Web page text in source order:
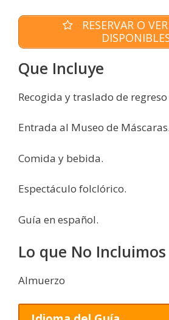
RESERVAR O
Que Incluye
Recogida y traslado de
Entrada al Museo de Máscaras.
Comida y bebida.
Espectáculo folclórico.
Guía en español.
Lo que No Incluimos
Almuerzo